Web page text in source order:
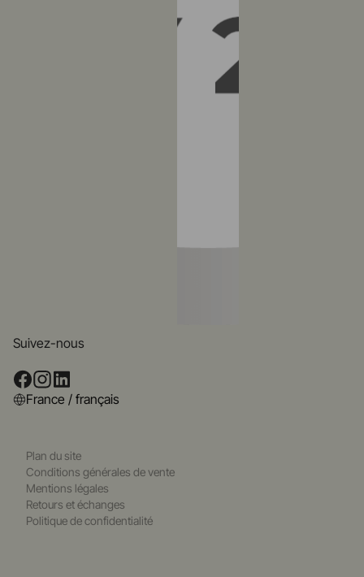
Suivez-nous
France / français
Plan du site
Conditions générales de vente
Mentions légales
Retours et échanges
Politique de confidentialité